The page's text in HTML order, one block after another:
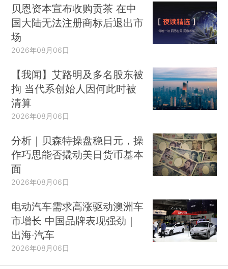
贝恩资本宣布收购贡茶 在中
国大陆无法注册商标后退出市
场
2026年08月06日
【我闻】艾路明及多名股东被
拘 当代系创始人因何此时被
清算
2026年08月06日
分析｜贝森特操盘稳日元，操
作巧思能否撬动美日货币基本
面
2026年08月06日
电动汽车需求高涨驱动澳洲车
市增长 中国品牌表现强劲｜
出海·汽车
2026年08月06日